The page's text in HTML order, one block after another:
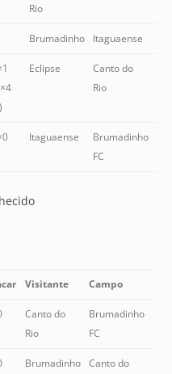
Rio
Brumadinho Itaguaense
Eclipse
Canto do
Rio
Itaguaense
Brumadinho
FC
Visitante Campo
Canto do
Rio
Brumadinho
FC
Brumadinho Canto do